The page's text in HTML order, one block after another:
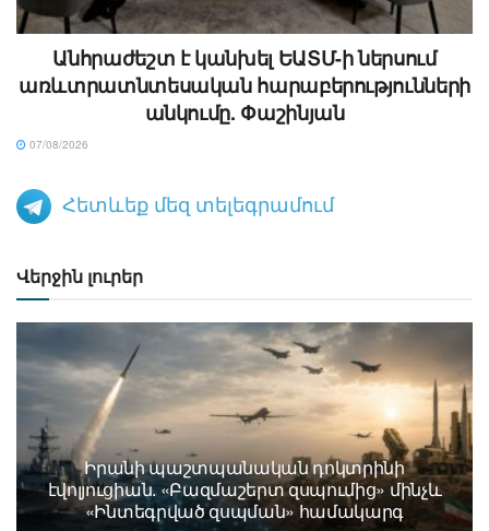
Անհրաժեշտ է կանխել ԵԱՏՄ-ի ներսում
առևտրատնտեսական հարաբերությունների
անկումը. Փաշինյան
07/08/2026
Հետևեք մեզ տելեգրամում
Վերջին լուրեր
Իրանի պաշտպանական դոկտրինի
էվոլյուցիան. «Բազմաշերտ զսպումից» մինչև
«Ինտեգրված զսպման» համակարգ